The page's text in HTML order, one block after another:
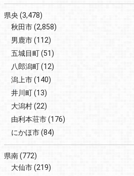
県央(3,478)
秋田市(2,858)
男鹿市(112)
五城目町(51)
八郎潟町(12)
潟上市(140)
井川町(13)
大潟村(22)
由利本荘市(176)
にかほ市(84)
県南(772)
大仙市(219)